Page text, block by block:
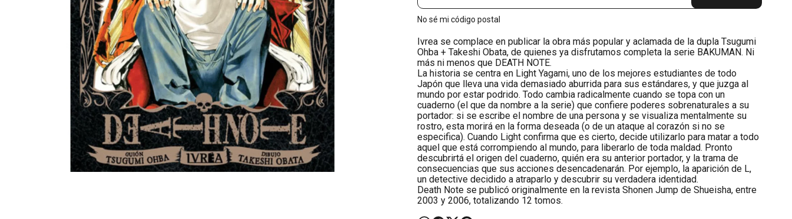
No sé mi código postal
Ivrea se complace en publicar la obra más popular y aclamada de la dupla Tsugumi
Ohba + Takeshi Obata, de quienes ya disfrutamos completa la serie BAKUMAN. Ni
más ni menos que DEATH NOTE.
La historia se centra en Light Yagami, uno de los mejores estudiantes de todo
Japón que lleva una vida demasiado aburrida para sus estándares, y que juzga al
mundo por estar podrido. Todo cambia radicalmente cuando se topa con un
cuaderno (el que da nombre a la serie) que confiere poderes sobrenaturales a su
portador: si se escribe el nombre de una persona y se visualiza mentalmente su
rostro, esta morirá en la forma deseada (o de un ataque al corazón si no se
especifica). Cuando Light confirma que es cierto, decide utilizarlo para matar a todo
aquel que está corrompiendo al mundo, para liberarlo de toda maldad. Pronto
descubrirtá el origen del cuaderno, quién era su anterior portador, y la trama de
consecuencias que sus acciones desencadenarán. Por ejemplo, la aparición de L,
un detective decidido a atraparlo y descubrir su verdadera identidad.
Death Note se publicó originalmente en la revista Shonen Jump de Shueisha, entre
2003 y 2006, totalizando 12 tomos.